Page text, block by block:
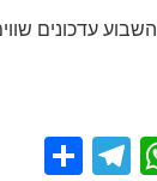
עדכונים
W
T